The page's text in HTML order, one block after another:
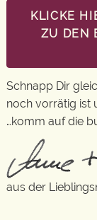
KLICKE
ZU DEN
Schnapp Dir
noch vorrätig ist
…komm auf die
aus der